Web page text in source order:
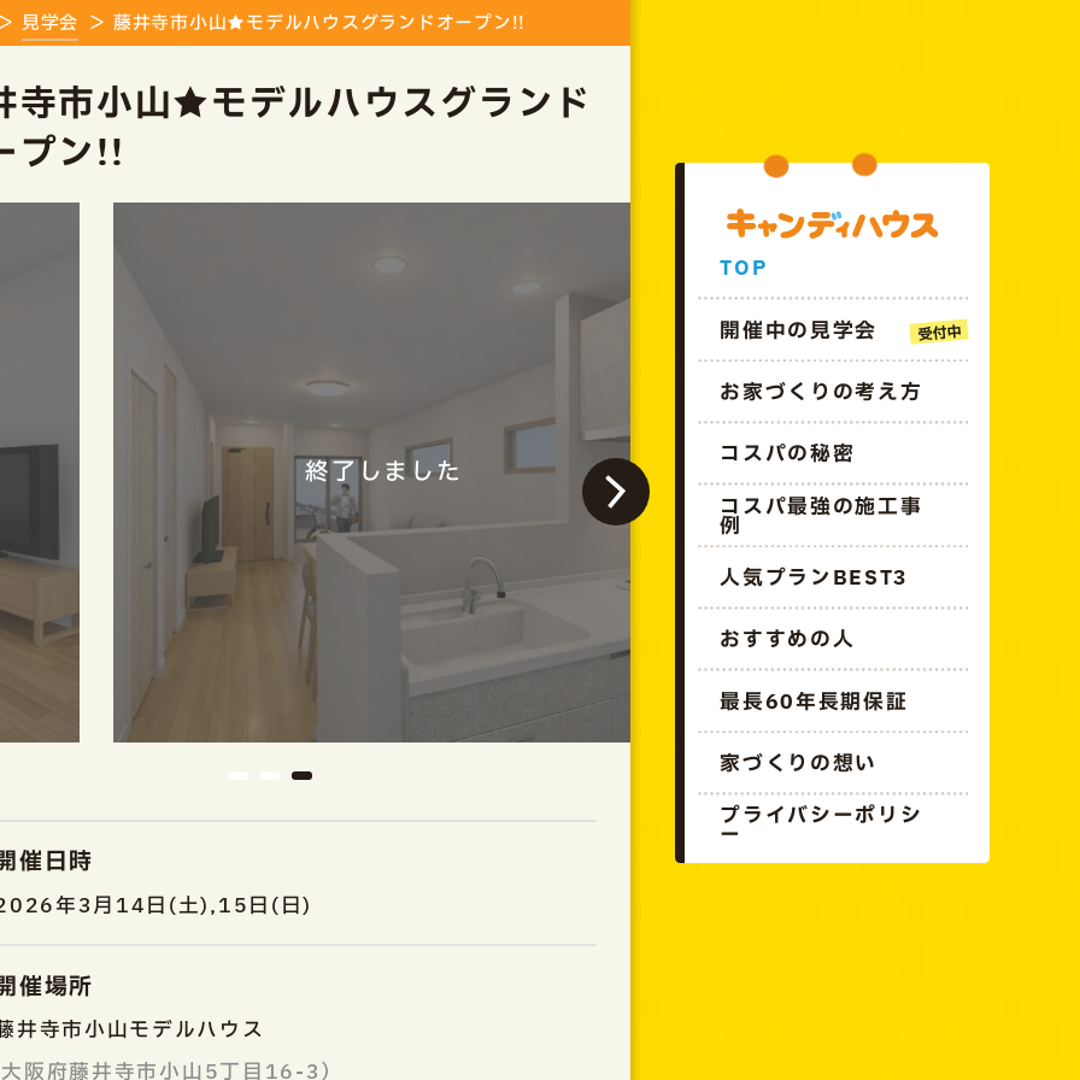
TOP
開催中の見学会
お家づくりの考え方
コスパの秘密
コスパ最強の施工事
例
人気プランBEST3
おすすめの人
最長60年長期保証
家づくりの想い
プライバシーポリシ
ー
GO!!CANDYHOUSE
見学会 藤井寺市小山★モデルハウスグランドオープン!!
寺市小山★モデルハウスグランド
プン!!
終了しました 終了しました
催日時
年3月14日(土),15日(日)
催場所
井寺市小山モデルハウス
阪府藤井寺市小山5丁目16-3）